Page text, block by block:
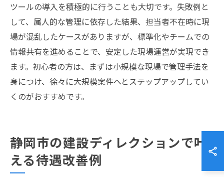
ツールの導入を積極的に行うことも大切です。失敗例と
して、属人的な管理に依存した結果、担当者不在時に現
場が混乱したケースがありますが、標準化やチームでの
情報共有を進めることで、安定した現場運営が実現でき
ます。初心者の方は、まずは小規模な現場で管理手法を
身につけ、徐々に大規模案件へとステップアップしてい
くのがおすすめです。
静岡市の建設ディレクションで叶
える待遇改善例